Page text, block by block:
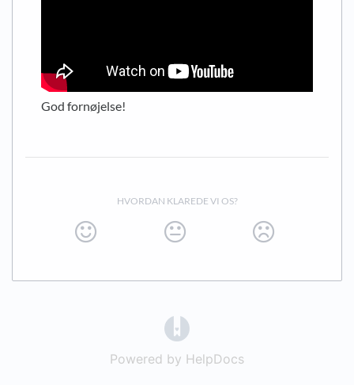
God fornøjelse!
HVORDAN KLAREDE VI OS?
Powered by HelpDocs